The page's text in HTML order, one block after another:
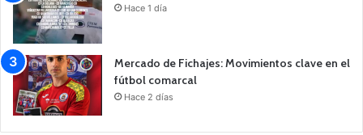
Hace 1 día
Mercado de Fichajes: Movimientos clave en el
fútbol comarcal
Hace 2 días